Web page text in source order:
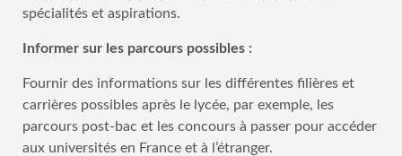
spécialités et aspirations.
Informer sur les parcours possibles :
Fournir des informations sur les différentes filières et
carrières possibles après le lycée, par exemple, les
parcours post-bac et les concours à passer pour accéder
aux universités en France et à l’étranger.